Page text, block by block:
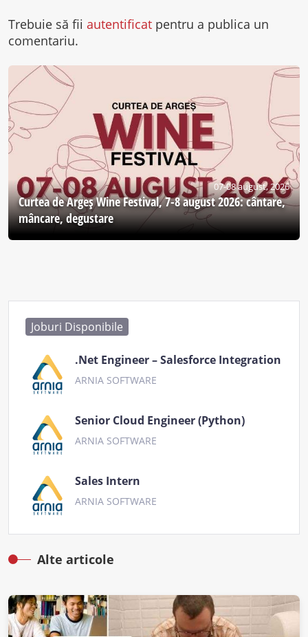
Trebuie să fii autentificat pentru a publica un
comentariu.
07-08 august, 2026
Curtea de Argeş Wine Festival, 7-8 august 2026: cântare,
mâncare, degustare
Joburi Disponibile
.Net Engineer – Salesforce Integration
ARNIA SOFTWARE
Senior Cloud Engineer (Python)
ARNIA SOFTWARE
Sales Intern
ARNIA SOFTWARE
Alte articole